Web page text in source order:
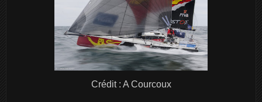
Crédit : A Courcoux